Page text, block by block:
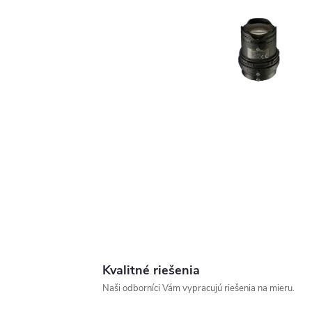
Kvalitné riešenia
Naši odborníci Vám vypracujú riešenia na mieru.